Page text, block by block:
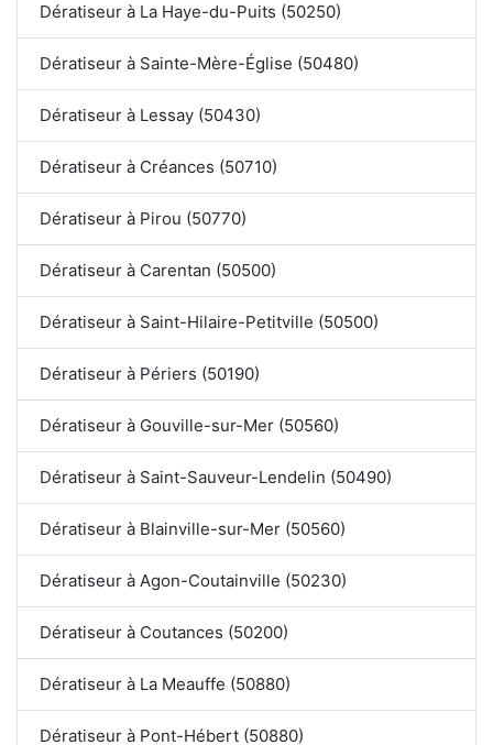
Dératiseur à La Haye-du-Puits (50250)
Dératiseur à Sainte-Mère-Église (50480)
Dératiseur à Lessay (50430)
Dératiseur à Créances (50710)
Dératiseur à Pirou (50770)
Dératiseur à Carentan (50500)
Dératiseur à Saint-Hilaire-Petitville (50500)
Dératiseur à Périers (50190)
Dératiseur à Gouville-sur-Mer (50560)
Dératiseur à Saint-Sauveur-Lendelin (50490)
Dératiseur à Blainville-sur-Mer (50560)
Dératiseur à Agon-Coutainville (50230)
Dératiseur à Coutances (50200)
Dératiseur à La Meauffe (50880)
Dératiseur à Pont-Hébert (50880)